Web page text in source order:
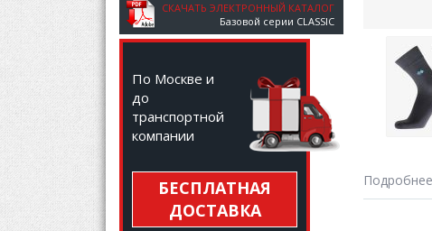
Подробнее
СКАЧАТЬ ЭЛЕКТРОННЫЙ КАТАЛОГ
Базовой серии CLASSIC
По Москве и
до
транспортной
компании
БЕСПЛАТНАЯ
ДОСТАВКА